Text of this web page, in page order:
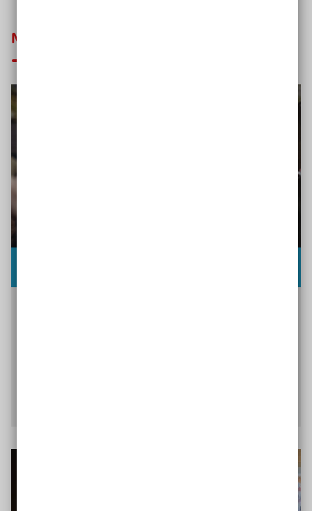
Mehr zu inklusiver Bildung erfahren